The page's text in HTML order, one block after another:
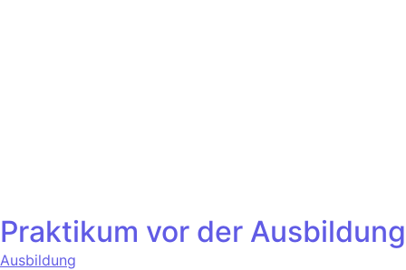
Praktikum vor der Ausbildung
Ausbildung